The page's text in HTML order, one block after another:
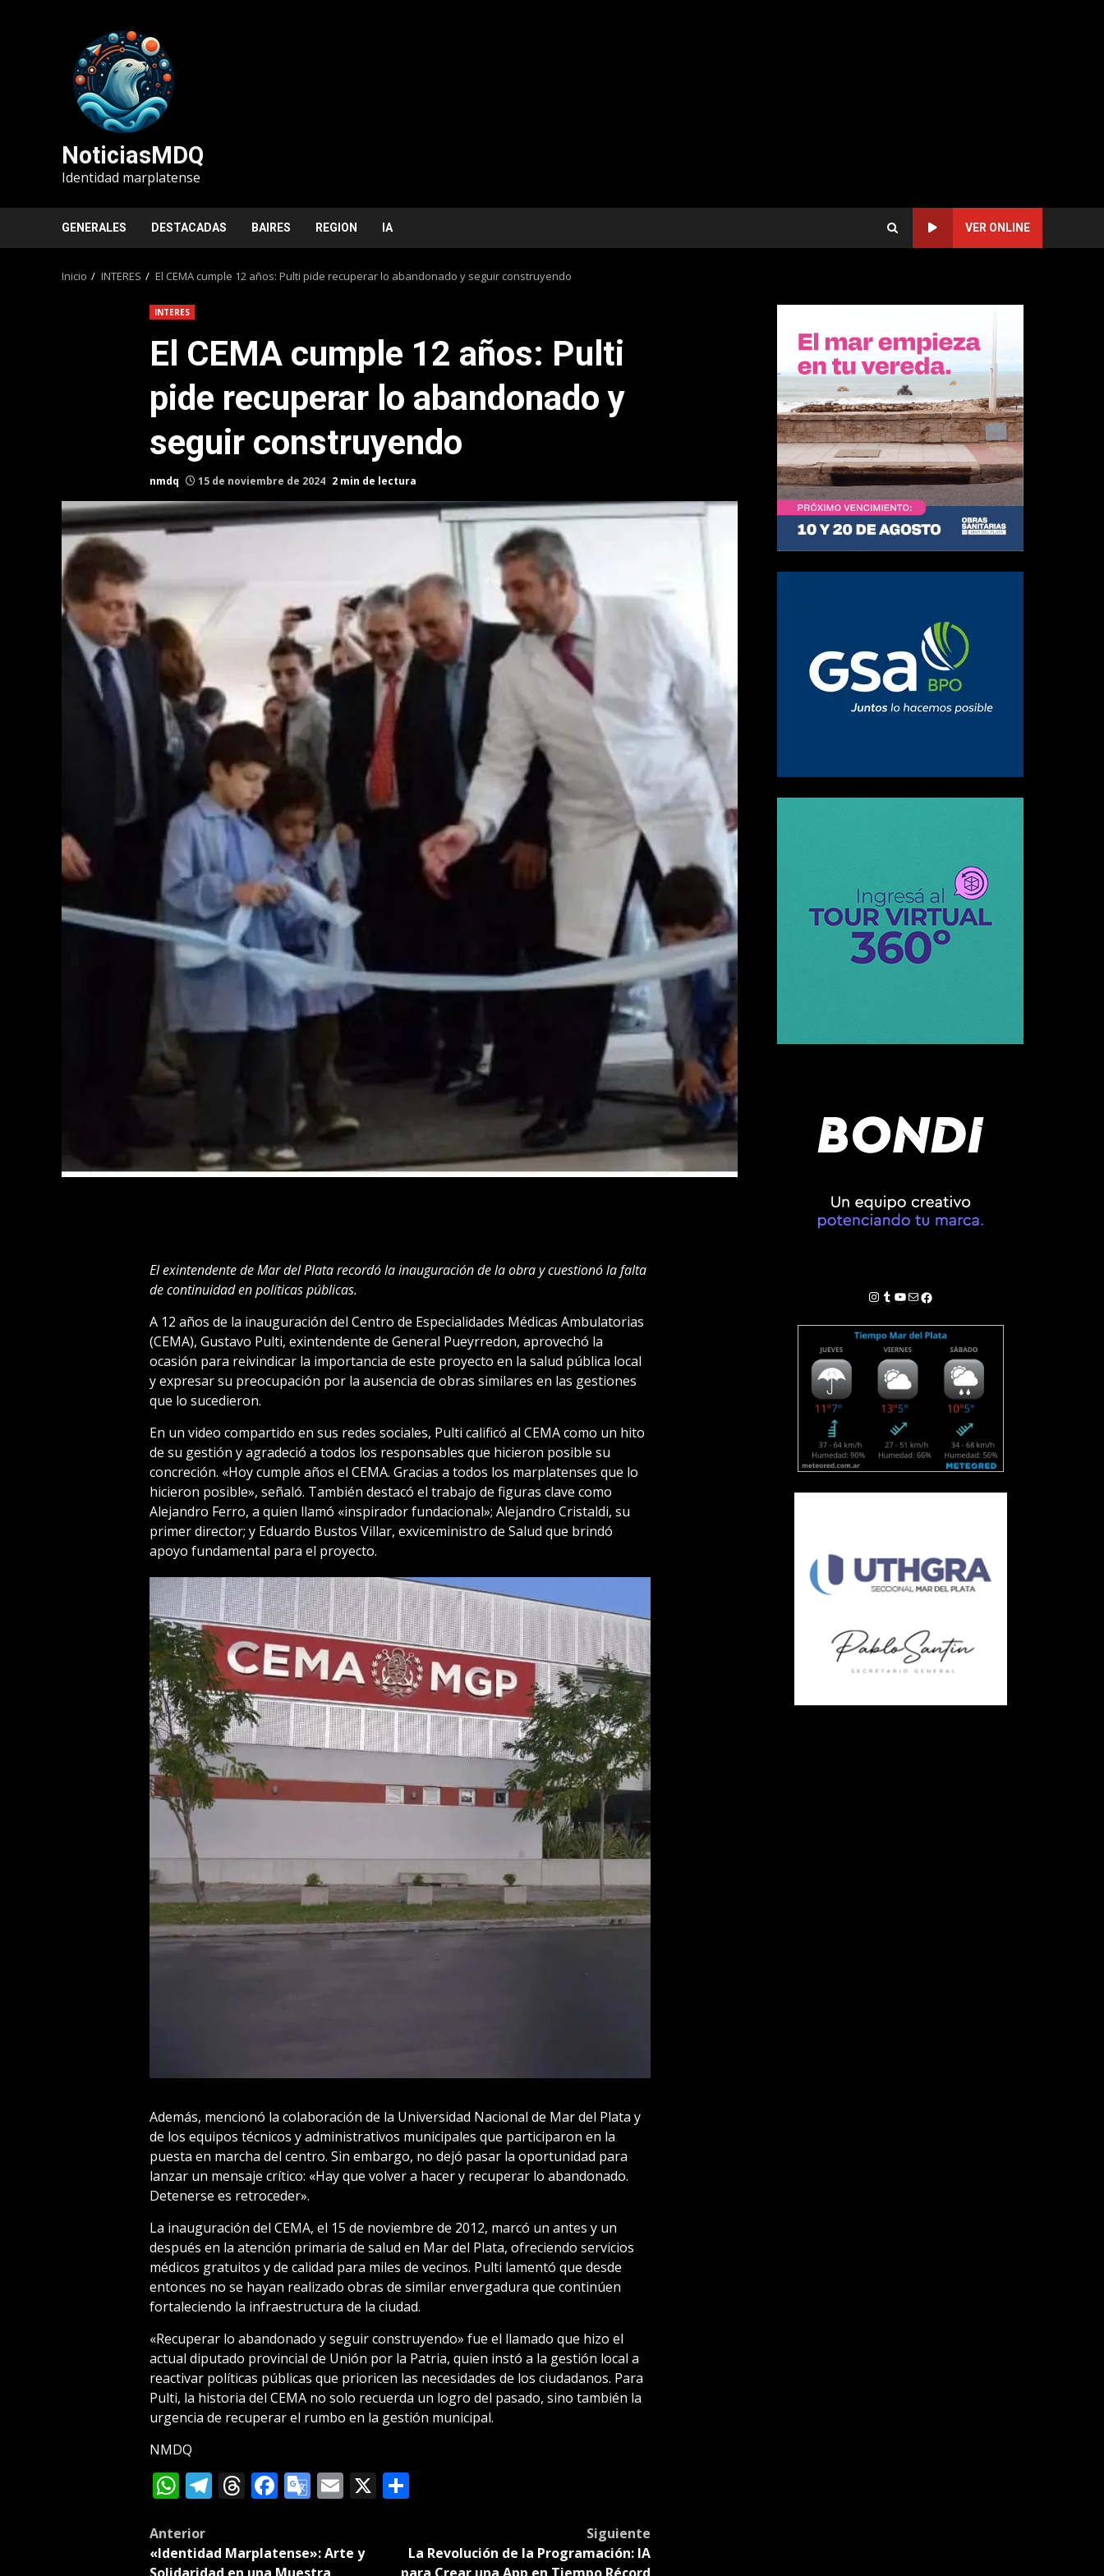
NoticiasMDQ
Identidad marplatense
GENERALES DESTACADAS BAIRES REGION IA VER ONLINE
Inicio INTERES El CEMA cumple 12 años: Pulti pide recuperar lo abandonado y seguir construyendo
INTERES
El CEMA cumple 12 años: Pulti
pide recuperar lo abandonado y
seguir construyendo
nmdq 15 de noviembre de 2024 2 min de lectura
El exintendente de Mar del Plata recordó la inauguración de la obra y cuestionó la falta
de continuidad en políticas públicas.
A 12 años de la inauguración del Centro de Especialidades Médicas Ambulatorias
(CEMA), Gustavo Pulti, exintendente de General Pueyrredon, aprovechó la
ocasión para reivindicar la importancia de este proyecto en la salud pública local
y expresar su preocupación por la ausencia de obras similares en las gestiones
que lo sucedieron.
En un video compartido en sus redes sociales, Pulti calificó al CEMA como un hito
de su gestión y agradeció a todos los responsables que hicieron posible su
concreción. «Hoy cumple años el CEMA. Gracias a todos los marplatenses que lo
hicieron posible», señaló. También destacó el trabajo de figuras clave como
Alejandro Ferro, a quien llamó «inspirador fundacional»; Alejandro Cristaldi, su
primer director; y Eduardo Bustos Villar, exviceministro de Salud que brindó
apoyo fundamental para el proyecto.
Además, mencionó la colaboración de la Universidad Nacional de Mar del Plata y
de los equipos técnicos y administrativos municipales que participaron en la
puesta en marcha del centro. Sin embargo, no dejó pasar la oportunidad para
lanzar un mensaje crítico: «Hay que volver a hacer y recuperar lo abandonado.
Detenerse es retroceder».
La inauguración del CEMA, el 15 de noviembre de 2012, marcó un antes y un
después en la atención primaria de salud en Mar del Plata, ofreciendo servicios
médicos gratuitos y de calidad para miles de vecinos. Pulti lamentó que desde
entonces no se hayan realizado obras de similar envergadura que continúen
fortaleciendo la infraestructura de la ciudad.
«Recuperar lo abandonado y seguir construyendo» fue el llamado que hizo el
actual diputado provincial de Unión por la Patria, quien instó a la gestión local a
reactivar políticas públicas que prioricen las necesidades de los ciudadanos. Para
Pulti, la historia del CEMA no solo recuerda un logro del pasado, sino también la
urgencia de recuperar el rumbo en la gestión municipal.
NMDQ
WhatsApp
Telegram
Threads
Facebook
Google
Email
X Compartir
Post
Anterior
«Identidad Marplatense»: Arte y
Solidaridad en una Muestra
Siguiente
La Revolución de la Programación: IA
para Crear una App en Tiempo Récord
Instagram
Tumblr
YouTube
Correo electrónico
Facebook